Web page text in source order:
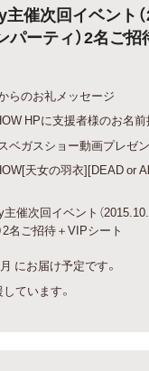
催次回イベント
パーティ）2名ご
らのお礼メッセージ
HPに支援者様のお名
ベガスショー動画プレゼ
天女の羽衣][DEAD or
催次回イベント（
2名ご招待＋VIPシート
にお届け予定です。
ています。